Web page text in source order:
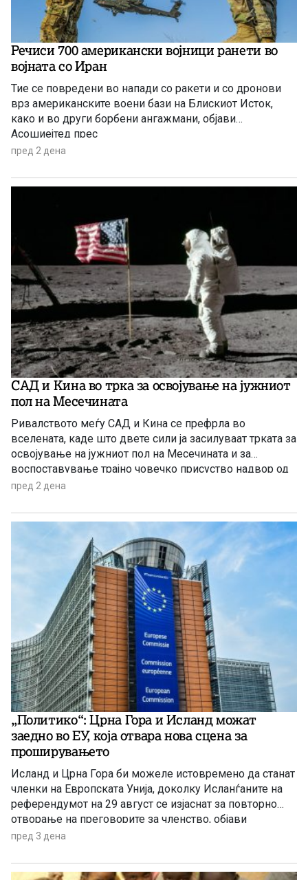
Речиси 700 американски војници ранети во
војната со Иран
Тие се повредени во напади со ракети и со дронови
врз американските воени бази на Блискиот Исток,
како и во други борбени ангажмани, објави
Асошиејтед прес
пред 2 дена
САД и Кина во трка за освојување на јужниот
пол на Месечината
Ривалството меѓу САД и Кина се префрла во
вселената, каде што двете сили ја засилуваат трката за
освојување на јужниот пол на Месечината и за
воспоставување трајно човечко присуство надвор од
Земјата.
пред 2 дена
„Политико“: Црна Гора и Исланд можат
заедно во ЕУ, која отвара нова сцена за
проширувањето
Исланд и Црна Гора би можеле истовремено да станат
членки на Европската Унија, доколку Исланѓаните на
референдумот на 29 август се изјаснат за повторно
отворање на преговорите за членство, објави
„Политико“, повикувајќи се на европски претставници
пред 3 дена